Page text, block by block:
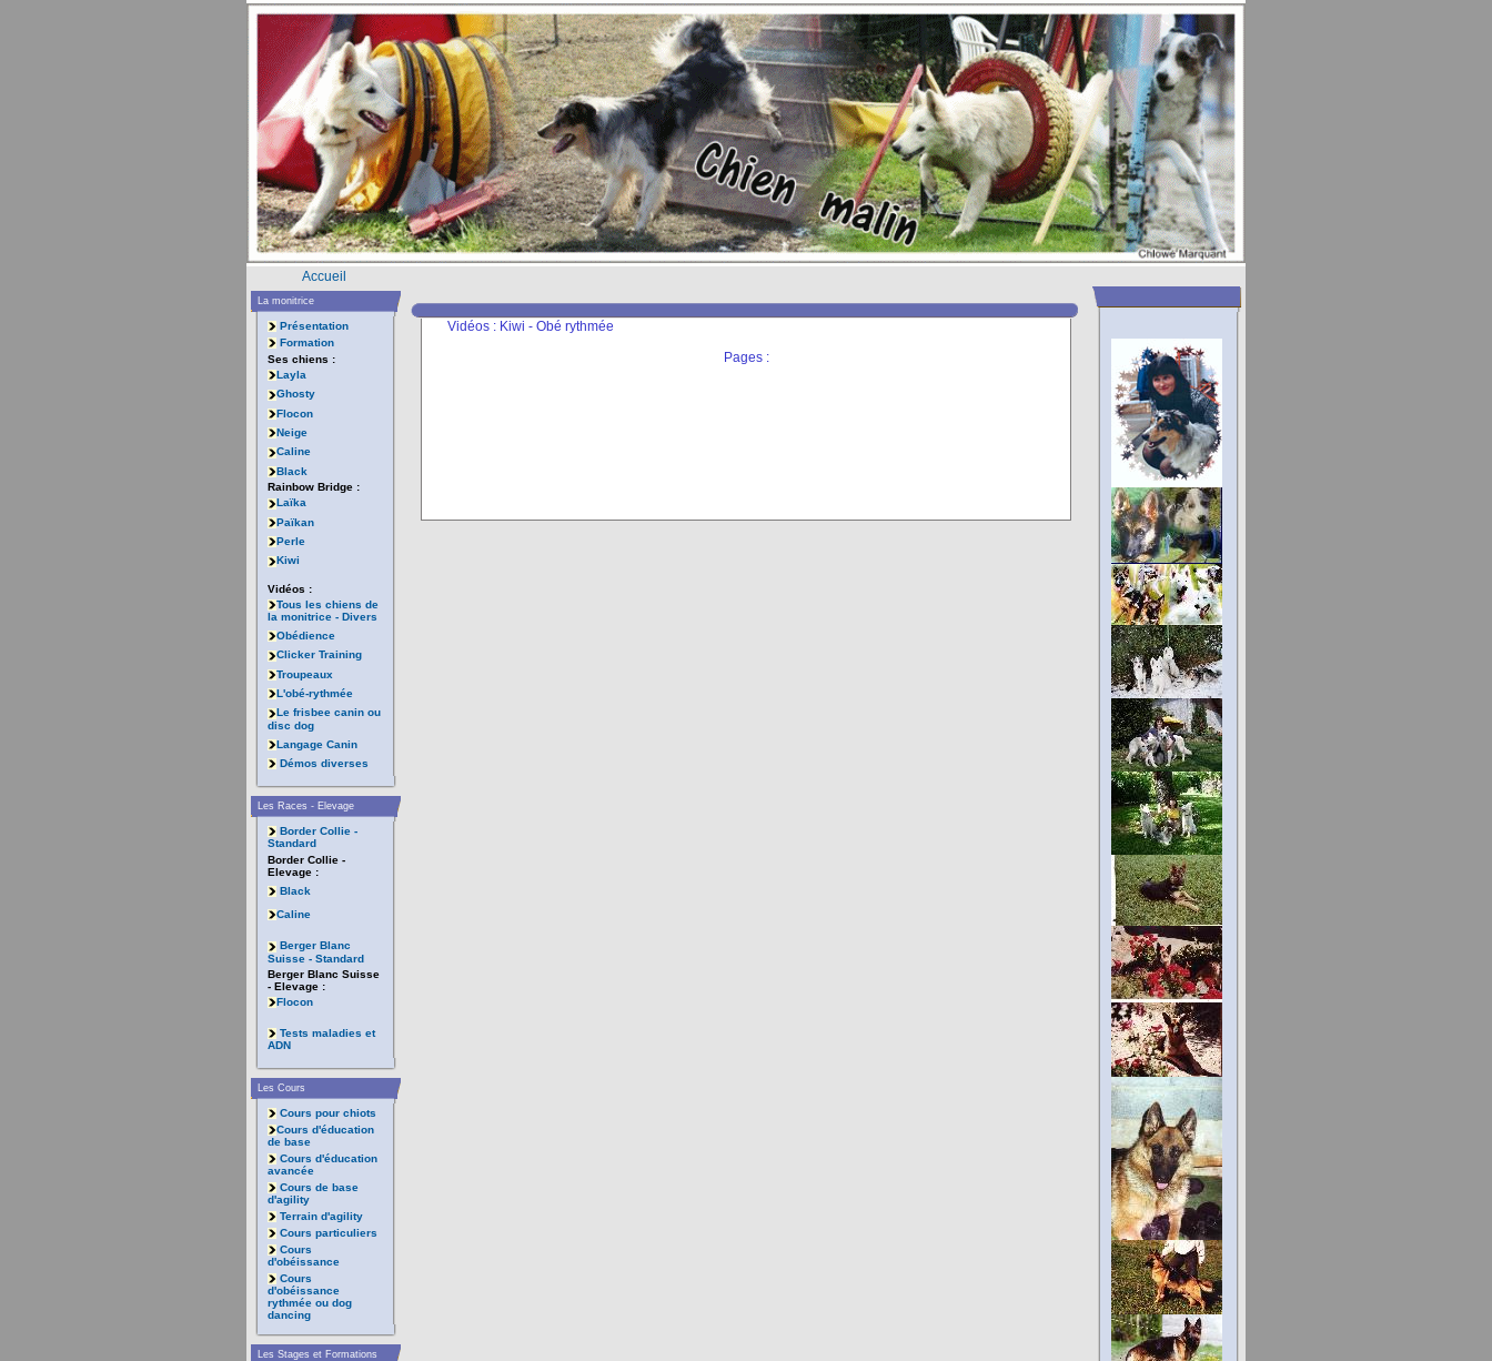
Accueil
La monitrice
Présentation
Formation
Ses chiens :
Layla
Ghosty
Flocon
Neige
Caline
Black
Rainbow Bridge :
Laïka
Païkan
Perle
Kiwi
Vidéos :
Tous les chiens de
la monitrice - Divers
Obédience
Clicker Training
Troupeaux
L'obé-rythmée
Le frisbee canin ou
disc dog
Langage Canin
Démos diverses
Les Races - Elevage
Border Collie -
Standard
Border Collie -
Elevage :
Black
Caline
Berger Blanc
Suisse - Standard
Berger Blanc Suisse
- Elevage :
Flocon
Tests maladies et
ADN
Les Cours
Cours pour chiots
Cours d'éducation
de base
Cours d'éducation
avancée
Cours de base
d'agility
Terrain d'agility
Cours particuliers
Cours
d'obéissance
Cours
d'obéissance
rythmée ou dog
dancing
Les Stages et Formations
Vidéos : Kiwi - Obé rythmée
Pages :